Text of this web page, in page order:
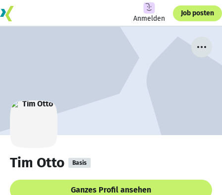
Anmelden
Job posten
Tim Otto Basis
Ganzes Profil ansehen